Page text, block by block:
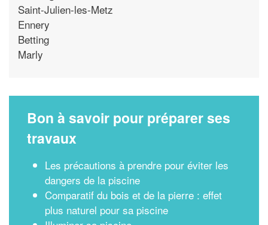
Saint-Julien-les-Metz
Ennery
Betting
Marly
Bon à savoir pour préparer ses
travaux
Les précautions à prendre pour éviter les
dangers de la piscine
Comparatif du bois et de la pierre : effet
plus naturel pour sa piscine